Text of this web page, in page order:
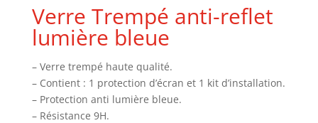
Verre Trempé anti-reflet
lumière bleue
– Verre trempé haute qualité.
– Contient : 1 protection d’écran et 1 kit d’installation.
– Protection anti lumière bleue.
– Résistance 9H.